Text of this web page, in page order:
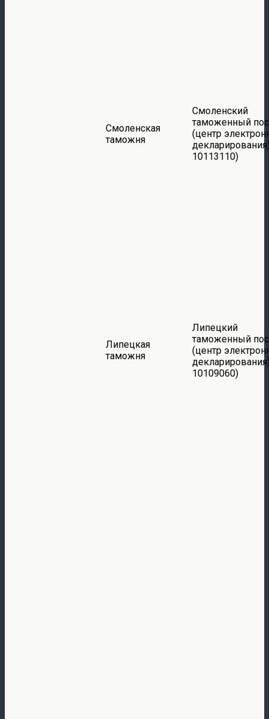
Смоленская
таможня
Смоленский
таможенный
(центр
10113110)
Липецкая
таможня
Липецкий
таможенный
(центр
10109060)